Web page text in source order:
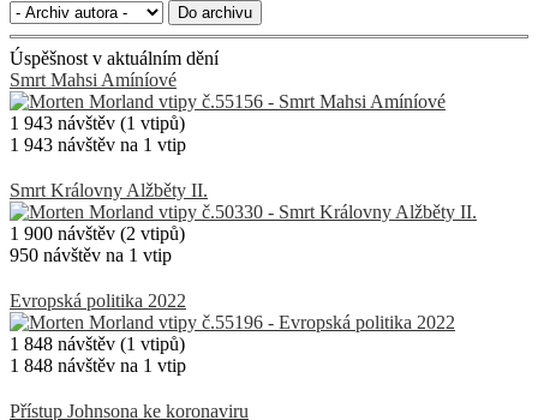
Do archivu
Úspěšnost v aktuálním dění
Smrt Mahsi Amíníové
1 943 návštěv (1 vtipů)
1 943 návštěv na 1 vtip
Smrt Královny Alžběty II.
1 900 návštěv (2 vtipů)
950 návštěv na 1 vtip
Evropská politika 2022
1 848 návštěv (1 vtipů)
1 848 návštěv na 1 vtip
Přístup Johnsona ke koronaviru